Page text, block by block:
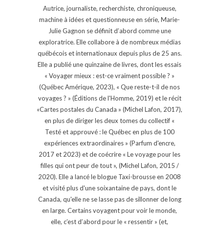
Autrice, journaliste, recherchiste, chroniqueuse,
machine à idées et questionneuse en série, Marie-
Julie Gagnon se définit d’abord comme une
exploratrice. Elle collabore à de nombreux médias
québécois et internationaux depuis plus de 25 ans.
Elle a publié une quinzaine de livres, dont les essais
« Voyager mieux : est-ce vraiment possible ? »
(Québec Amérique, 2023), « Que reste-t-il de nos
voyages ? » (Éditions de l'Homme, 2019) et le récit
«Cartes postales du Canada » (Michel Lafon, 2017),
en plus de diriger les deux tomes du collectif «
Testé et approuvé : le Québec en plus de 100
expériences extraordinaires » (Parfum d'encre,
2017 et 2023) et de coécrire « Le voyage pour les
filles qui ont peur de tout », (Michel Lafon, 2015 /
2020). Elle a lancé le blogue Taxi-brousse en 2008
et visité plus d'une soixantaine de pays, dont le
Canada, qu'elle ne se lasse pas de sillonner de long
en large. Certains voyagent pour voir le monde,
elle, c’est d’abord pour le « ressentir » (et,